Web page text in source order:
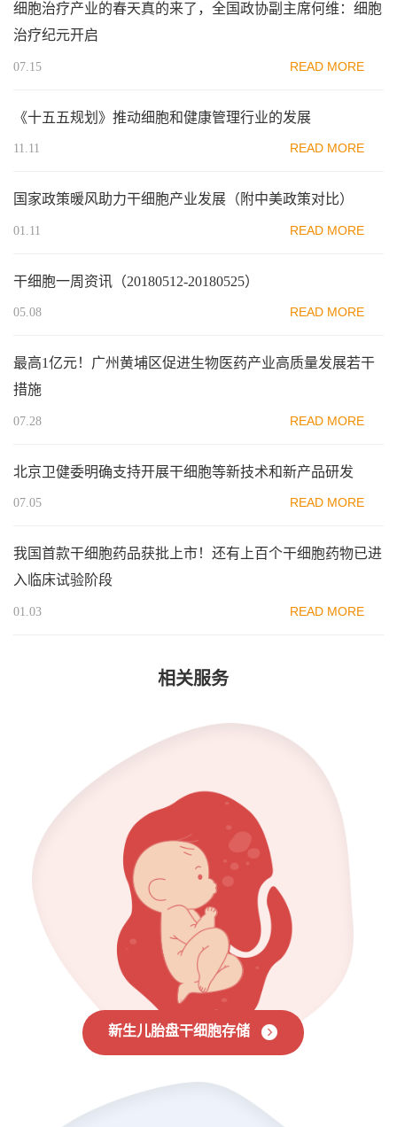
细胞治疗产业的春天真的来了，全国政协副主席何维：细胞
治疗纪元开启
07.15 READ MORE
《十五五规划》推动细胞和健康管理行业的发展
11.11 READ MORE
国家政策暖风助力干细胞产业发展（附中美政策对比）
01.11 READ MORE
干细胞一周资讯（20180512-20180525）
05.08 READ MORE
最高1亿元！广州黄埔区促进生物医药产业高质量发展若干
措施
07.28 READ MORE
北京卫健委明确支持开展干细胞等新技术和新产品研发
07.05 READ MORE
我国首款干细胞药品获批上市！还有上百个干细胞药物已进
入临床试验阶段
01.03 READ MORE
相关服务
新生儿胎盘干细胞存储